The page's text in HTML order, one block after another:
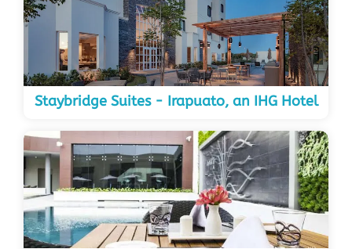
Staybridge Suites - Irapuato, an IHG Hotel